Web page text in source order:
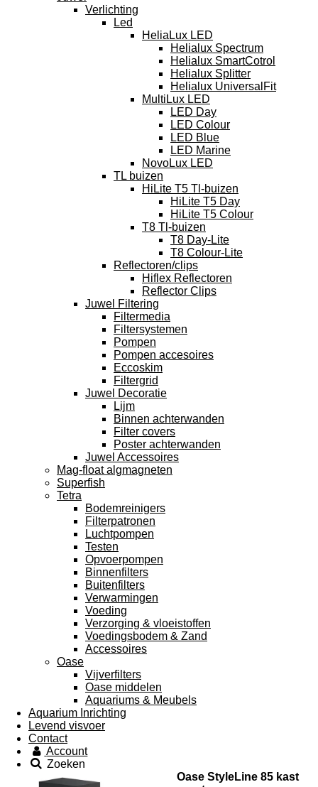
Verlichting
Led
HeliaLux LED
Helialux Spectrum
Helialux SmartCotrol
Helialux Splitter
Helialux UniversalFit
MultiLux LED
LED Day
LED Colour
LED Blue
LED Marine
NovoLux LED
TL buizen
HiLite T5 Tl-buizen
HiLite T5 Day
HiLite T5 Colour
T8 Tl-buizen
T8 Day-Lite
T8 Colour-Lite
Reflectoren/clips
Hiflex Reflectoren
Reflector Clips
Juwel Filtering
Filtermedia
Filtersystemen
Pompen
Pompen accesoires
Eccoskim
Filtergrid
Juwel Decoratie
Lijm
Binnen achterwanden
Filter covers
Poster achterwanden
Juwel Accessoires
Mag-float algmagneten
Superfish
Tetra
Bodemreinigers
Filterpatronen
Luchtpompen
Testen
Opvoerpompen
Binnenfilters
Buitenfilters
Verwarmingen
Voeding
Verzorging & vloeistoffen
Voedingsbodem & Zand
Accessoires
Oase
Vijverfilters
Oase middelen
Aquariums & Meubels
Aquarium Inrichting
Levend visvoer
Contact
Account
Zoeken
Oase StyleLine 85 kast